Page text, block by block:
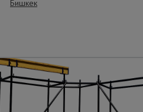
Бишкек